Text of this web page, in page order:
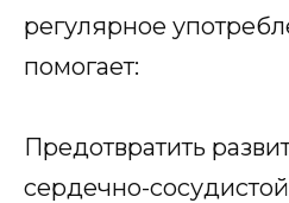
регулярное
помогает:
Предотвратить
сердечно-